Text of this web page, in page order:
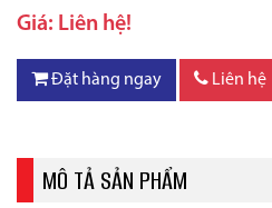
Giá: Liên hệ!
Đặt hàng ngay Liên hệ
MÔ TẢ SẢN PHẨM